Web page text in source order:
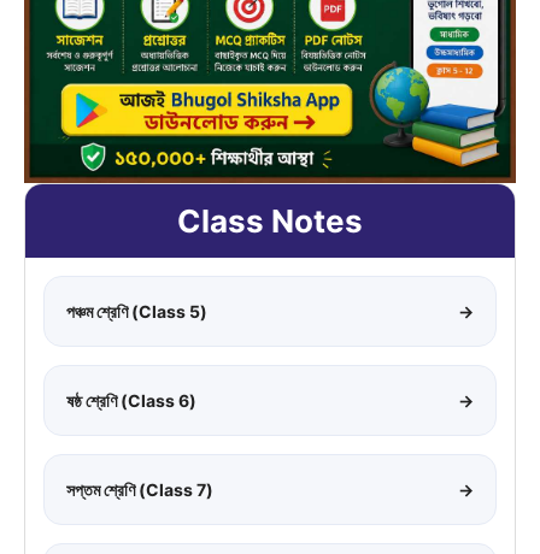
Class Notes
পঞ্চম শ্রেণি (Class 5) →
ষষ্ঠ শ্রেণি (Class 6) →
সপ্তম শ্রেণি (Class 7) →